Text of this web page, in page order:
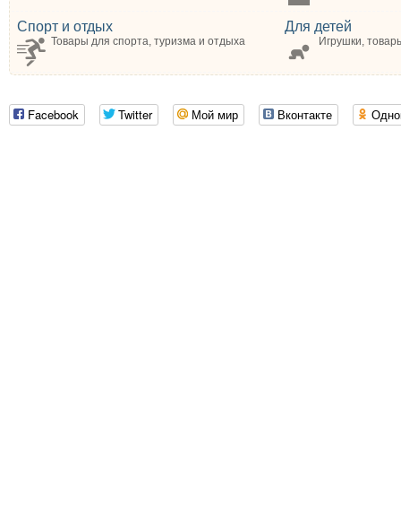
Спорт и отдых
Товары для спорта, туризма и отдыха
Для детей
Игрушки,
Facebook Twitter Мой мир Вконтакте